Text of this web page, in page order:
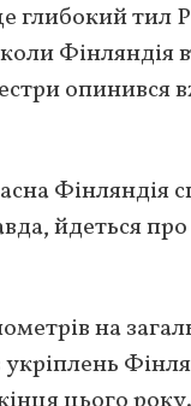
глибокий тил
Фінляндія
опинився
Фінляндія
йдеться
на